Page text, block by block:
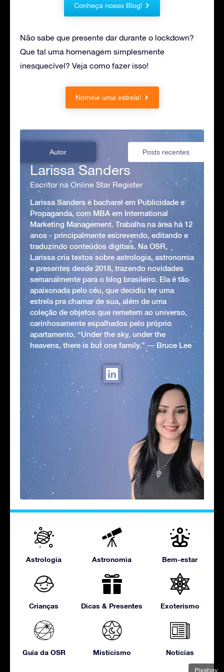
Pixabay
Conheça nosso Blog!
Não sabe que presente dar durante o lockdown?
Que tal uma homenagem simplesmente
inesquecível? Veja como fazer isso!
Nomeie uma estrela!
Autor Posts recentes
Larissa Sanders
Escritor na Online Star Register
Larissa Sanders é bacharel em Publicidade e
Propaganda, com MBA em International
Marketing Management. Trabalha na área há 12
anos - principalmente escrevendo, editando e
traduzindo conteúdos digitais. Na OSR,
Larissa cria textos sobre astrologia, astronomia
e presentes desde 2018, trazendo novidades
semanalmente para o blog brasileiro. Ela é tão
apaixonada pelo céu, que decidiu ter uma
estrela pra chamar de sua, além de uma
coleção de objetos que remetem ao universo,
carinhosamente espalhados pelo próprio
apartamento. “Under the sky, under the
heavens, there is but one family.” ― Bruce Lee
Astrologia Astronomia Bem-estar
Crianças Dicas & Presentes Exoterismo
Guia da OSR Misticismo Notícias